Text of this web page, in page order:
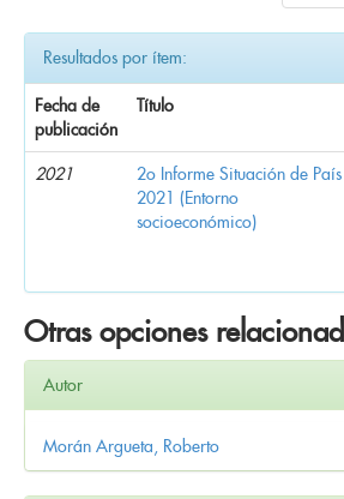
Resultados por ítem:
Fecha de
publicación
Título
2021
2o Informe Situación de País
2021 (Entorno
socioeconómico)
Otras opciones
Autor
Morán Argueta, Roberto